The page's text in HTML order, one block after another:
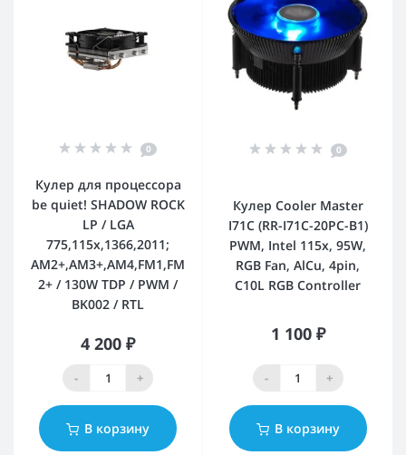
0
Кулер для процессора
be quiet! SHADOW ROCK
LP / LGA
775,115x,1366,2011;
AM2+,AM3+,AM4,FM1,FM
2+ / 130W TDP / PWM /
BK002 / RTL
4 200 ₽
- +
В корзину
0
Кулер Cooler Master
I71C (RR-I71C-20PC-B1)
PWM, Intel 115x, 95W,
RGB Fan, AlCu, 4pin,
C10L RGB Controller
1 100 ₽
- +
В корзину